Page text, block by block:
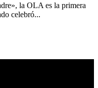
la OLA es la primera
celebró...